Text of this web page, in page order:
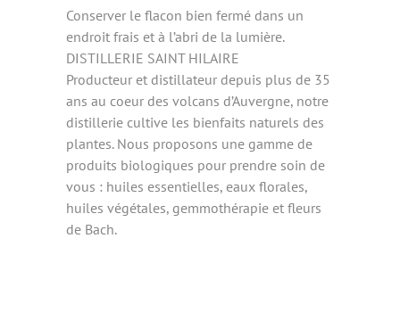
Conserver le flacon bien fermé dans un
endroit frais et à l’abri de la lumière.
DISTILLERIE SAINT HILAIRE
Producteur et distillateur depuis plus de 35
ans au coeur des volcans d’Auvergne, notre
distillerie cultive les bienfaits naturels des
plantes. Nous proposons une gamme de
produits biologiques pour prendre soin de
vous : huiles essentielles, eaux florales,
huiles végétales, gemmothérapie et fleurs
de Bach.